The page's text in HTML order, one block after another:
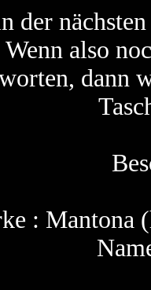
der
also
dann
: Mantona